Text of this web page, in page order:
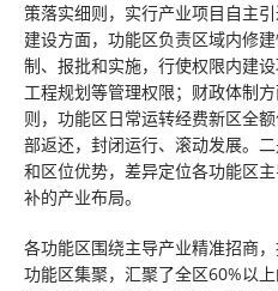
策落实细则，实行产业项目自主
建设方面，功能区负责区域内修
制、报批和实施，行使权限内建
工程规划等管理权限；财政体制
则，功能区日常运转经费新区全
部返还，封闭运行、滚动发展。
和区位优势，差异定位各功能区
补的产业布局。
各功能区围绕主导产业精准招商
功能区集聚，汇聚了全区60%以